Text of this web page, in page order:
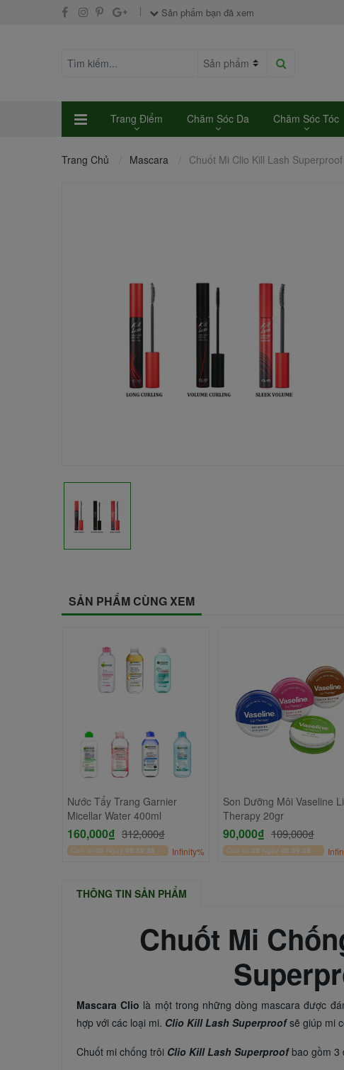
Sản phẩm bạn đã xem
Trang Điểm Chăm Sóc Da Chăm Sóc Tóc
Trang Chủ Mascara Chuốt Mi Clio Kill Lash
SẢN PHẨM CÙNG XEM
Nước Tẩy Trang Garnier
Micellar Water 400ml
160,000₫ 312,000₫
Còn lại 00 Ngày 06:59:34 Infinity%
Son Dưỡng Môi Vaseline
Therapy 20gr
90,000₫ 109,000₫
Còn lại 00 Ngày 06:59:34
THÔNG TIN SẢN PHẨM
Chuốt Mi
Mascara Clio là một trong những dòng mascara được
hợp với các loại mi. Clio Kill Lash Superproofsẽ giúp mi
Chuốt mi chống trôi Clio Kill Lash Superproofbao gồm 3